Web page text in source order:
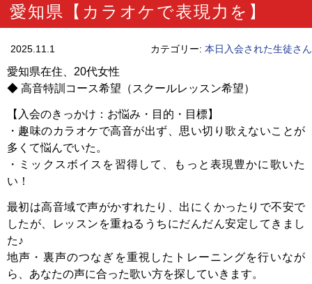
愛知県【カラオケで表現力を】
2025.11.1 カテゴリー: 本日入会された生徒さん
愛知県在住、20代女性
◆ 高音特訓コース希望（スクールレッスン希望）
【入会のきっかけ：お悩み・目的・目標】
・趣味のカラオケで高音が出ず、思い切り歌えないことが
多くて悩んでいた。
・ミックスボイスを習得して、もっと表現豊かに歌いた
い！
最初は高音域で声がかすれたり、出にくかったりで不安で
したが、レッスンを重ねるうちにだんだん安定してきまし
た♪
地声・裏声のつなぎを重視したトレーニングを行いなが
ら、あなたの声に合った歌い方を探していきます。